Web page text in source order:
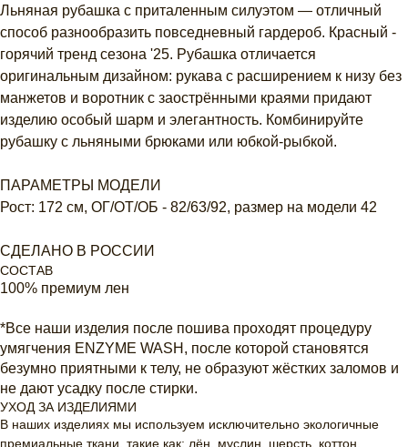
Льняная рубашка с приталенным силуэтом — отличный
способ разнообразить повседневный гардероб. Красный -
горячий тренд сезона '25. Рубашка отличается
оригинальным дизайном: рукава с расширением к низу без
манжетов и воротник с заострёнными краями придают
изделию особый шарм и элегантность. Комбинируйте
рубашку с льняными брюками или юбкой-рыбкой.
ПАРАМЕТРЫ МОДЕЛИ
Рост: 172 см, ОГ/ОТ/ОБ - 82/63/92, размер на модели 42
СДЕЛАНО В РОССИИ
СОСТАВ
100% премиум лен
*Все наши изделия после пошива проходят процедуру
умягчения ENZYME WASH, после которой становятся
безумно приятными к телу, не образуют жёстких заломов и
не дают усадку после стирки.
УХОД ЗА ИЗДЕЛИЯМИ
В наших изделиях мы используем исключительно экологичные
премиальные ткани, такие как: лён, муслин, шерсть, коттон.